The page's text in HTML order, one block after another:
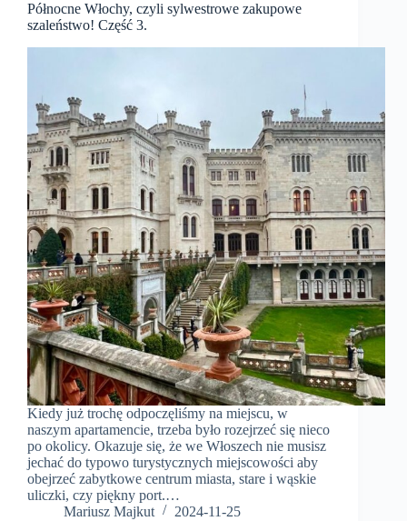
Północne Włochy, czyli sylwestrowe zakupowe
szaleństwo! Część 3.
Kiedy już trochę odpoczęliśmy na miejscu, w
naszym apartamencie, trzeba było rozejrzeć się nieco
po okolicy. Okazuje się, że we Włoszech nie musisz
jechać do typowo turystycznych miejscowości aby
obejrzeć zabytkowe centrum miasta, stare i wąskie
uliczki, czy piękny port.…
Mariusz Majkut
2024-11-25